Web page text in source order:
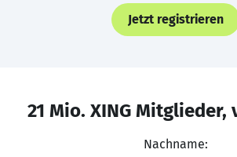
Jetzt registrieren
21 Mio. XING Mitglieder,
Nachname: